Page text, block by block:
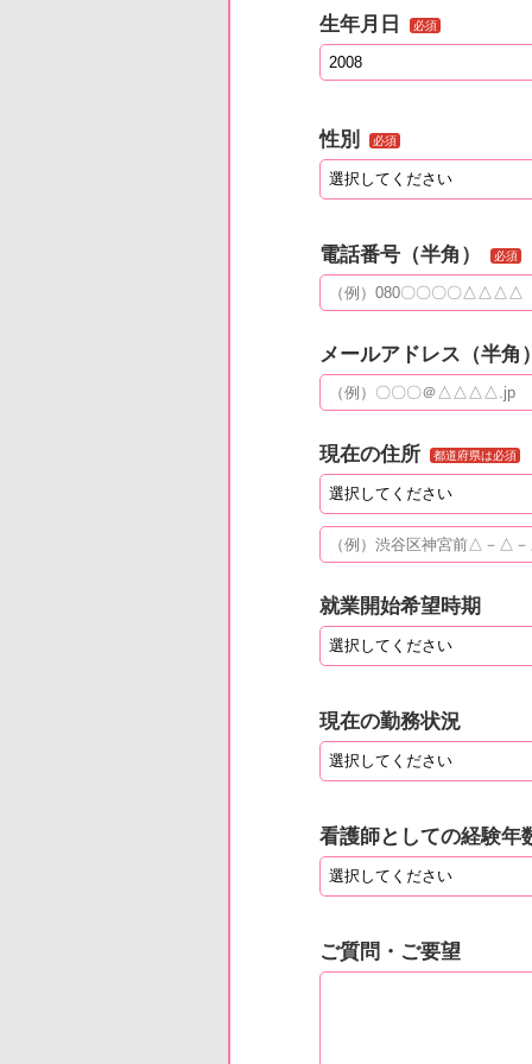
生年月日 必須
性別 必須
電話番号（半角） 必須
メールアドレス（半角
現在の住所 都道府県は必須
就業開始希望時期
現在の勤務状況
看護師としての経験年
ご質問・ご要望